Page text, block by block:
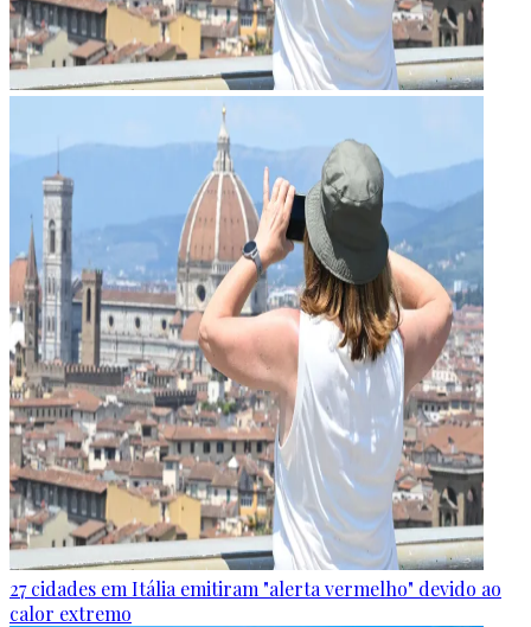
27 cidades em Itália emitiram "alerta vermelho" devido ao
calor extremo